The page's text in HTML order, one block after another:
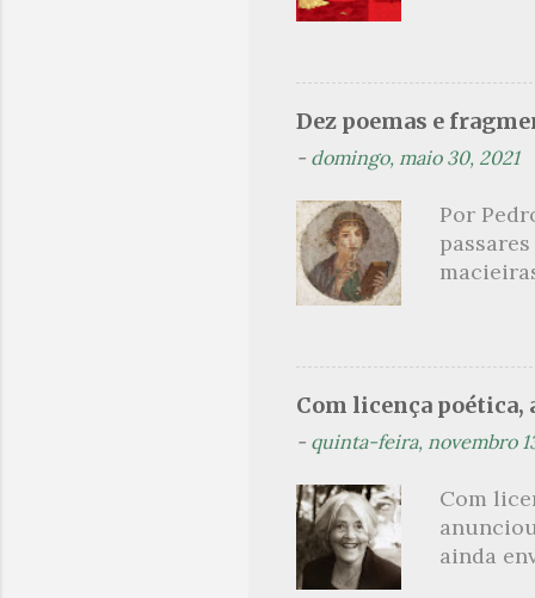
s
sido
se tratar
filha.
termina
Dez poemas e
- domingo, maio 30, 2021
Por
no
maçã
trazes
Com licença poética,
- quinta-feira, novembro
Com
ainda